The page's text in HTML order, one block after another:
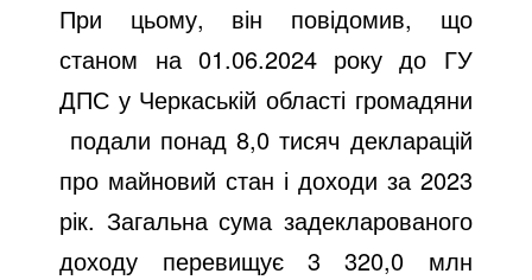
При цьому, він повідомив, що
станом на 01.06.2024 року до ГУ
ДПС у Черкаській області громадяни
подали понад 8,0 тисяч декларацій
про майновий стан і доходи за 2023
рік. Загальна сума задекларованого
доходу перевищує 3 320,0 млн